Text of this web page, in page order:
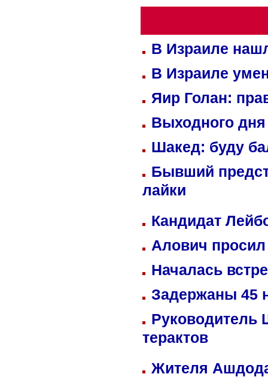
В Израиле
В Израиле
Яир Голан:
Выходного
Шакед: буду
Бывший
лайки
Кандидат
Алович просил
Началась
Задержаны 45
Руководитель
терактов
Жителя